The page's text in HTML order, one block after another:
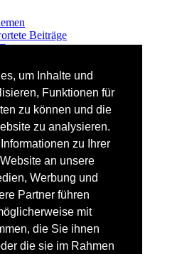
um Inhalte und
Funktionen für
zu können und die
zu analysieren.
zu Ihrer
an unsere
Werbung und
Partner führen
mit
die Sie ihnen
die sie im Rahmen
Beiträge